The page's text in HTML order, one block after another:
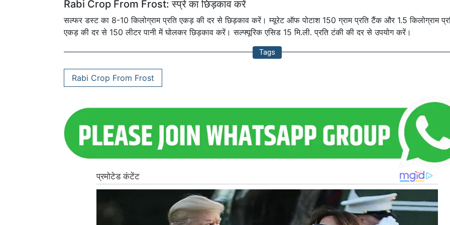
Rabi Crop From Frost: स्प्रे का छिड़काव करें
सल्फर डस्ट का 8-10 किलोग्राम प्रति एकड़ की दर से छिड़काव करें। म्यूरेट ऑफ पोटाश 150 ग्राम प्रति टैंक और 1.5 किलोग्राम
एकड़ की दर से 150 लीटर पानी में घोलकर छिड़काव करें। सल्फ्यूरिक एसिड 15 मि.ली. प्रति टंकी की दर से उपयोग करें।
Tags
Rabi Crop From Frost